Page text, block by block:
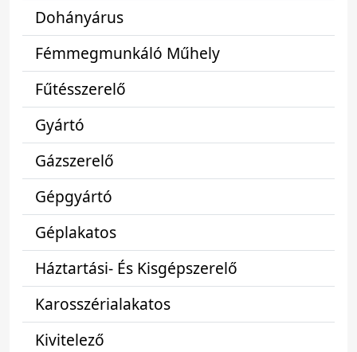
Dohányárus
Fémmegmunkáló Műhely
Fűtésszerelő
Gyártó
Gázszerelő
Gépgyártó
Géplakatos
Háztartási- És Kisgépszerelő
Karosszérialakatos
Kivitelező